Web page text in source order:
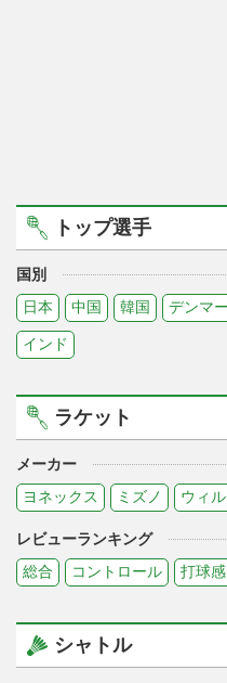
トップ選手
国別
日本
中国 韓国 デンマ
インド
ラケット
メーカー
ヨネックス
ミズノ ウィ
レビューランキング
総合
コントロール 打球感
シャトル